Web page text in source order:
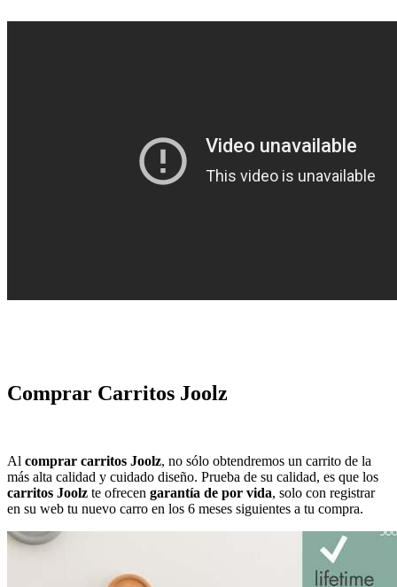
Comprar Carritos Joolz
Al comprar carritos Joolz, no sólo obtendremos un carrito de la
más alta calidad y cuidado diseño. Prueba de su calidad, es que los
carritos Joolz te ofrecen garantía de por vida, solo con registrar
en su web tu nuevo carro en los 6 meses siguientes a tu compra.